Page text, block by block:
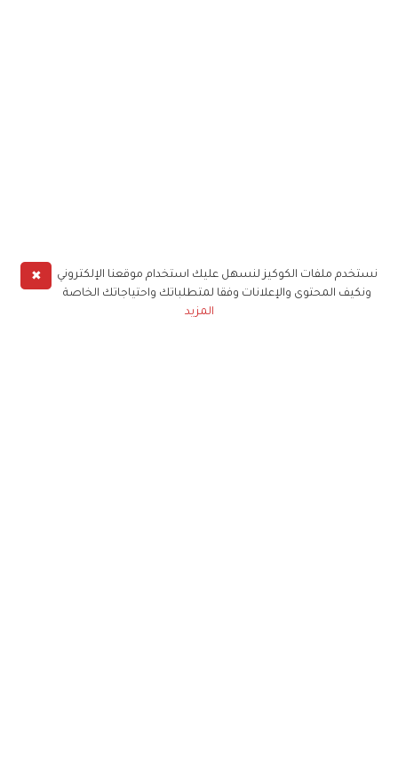
✖
نستخدم ملفات الكوكيز لنسهل عليك استخدام موقعنا الإلكتروني
ونكيف المحتوى والإعلانات وفقا لمتطلباتك واحتياجاتك الخاصة
المزيد